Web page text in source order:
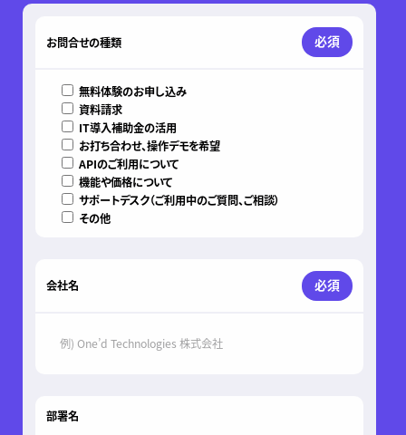
このフィールドは空のままにしてください。
お問合せの種類 必須
無料体験のお申し込み
資料請求
IT導入補助金の活用
お打ち合わせ、操作デモを希望
APIのご利用について
機能や価格について
サポートデスク（ご利用中のご質問、ご相談）
その他
会社名 必須
部署名